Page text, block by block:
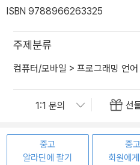
ISBN 9788966263325
주제분류
컴퓨터/모바일 > 프로그래밍 언어
선
중고
알라딘에 팔기
중고
회원에게